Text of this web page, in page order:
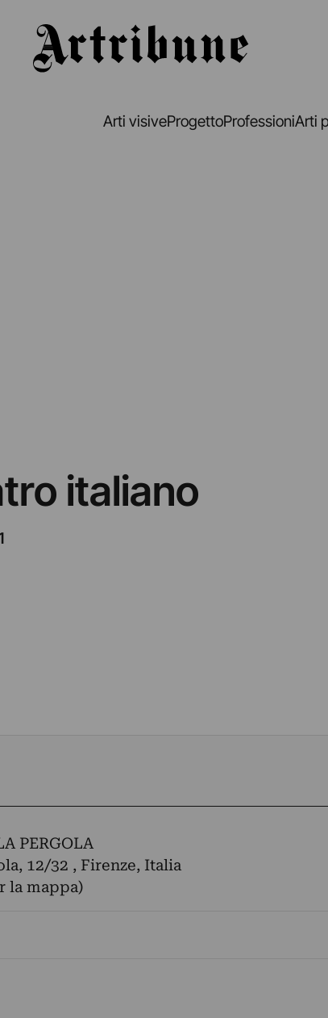
Arti visiveProgettoProfessioniArti
italiano
PERGOLA
12/32 , Firenze, Italia
la mappa)